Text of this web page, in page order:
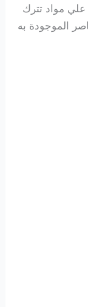
مواد تترك
الموجودة به